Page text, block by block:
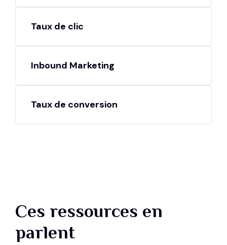
Taux de clic
Inbound Marketing
Taux de conversion
Ces ressources en
parlent